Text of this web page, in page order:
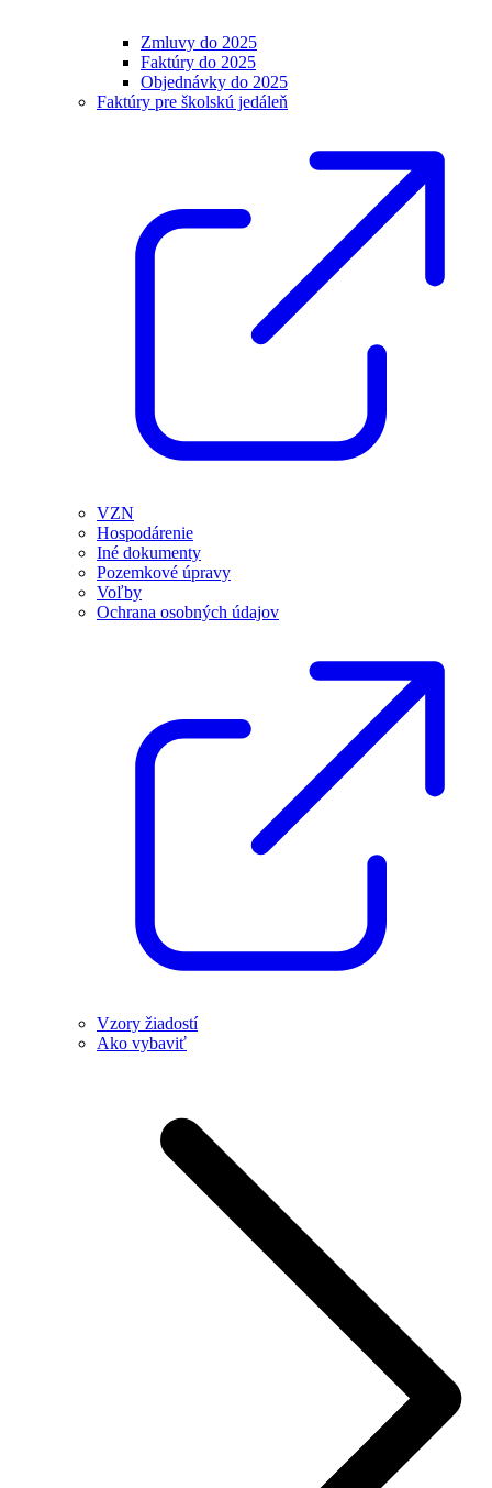
Zmluvy do 2025
Faktúry do 2025
Objednávky do 2025
Faktúry pre školskú jedáleň
VZN
Hospodárenie
Iné dokumenty
Pozemkové úpravy
Voľby
Ochrana osobných údajov
Vzory žiadostí
Ako vybaviť